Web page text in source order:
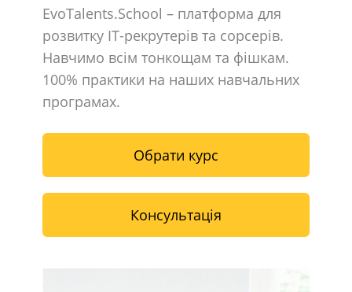
EvoTalents.School – платформа для
розвитку IT-рекрутерів та сорсерів.
Навчимо всім тонкощам та фішкам.
100% практики на наших навчальних
програмах.
Обрати курс
Консультація